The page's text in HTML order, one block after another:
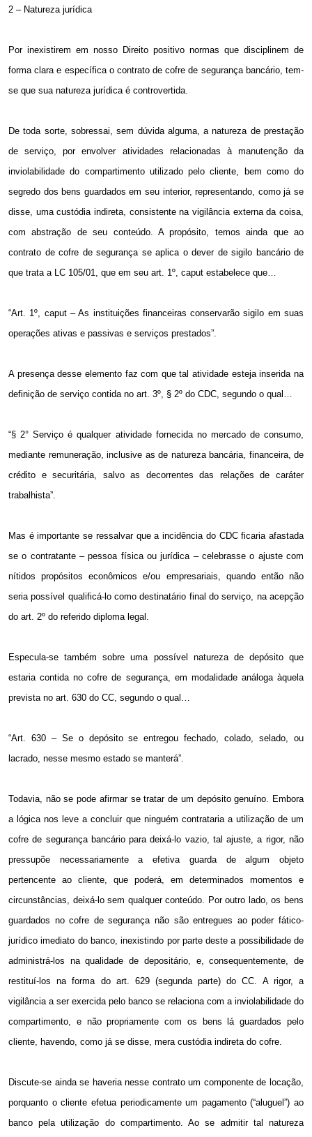
2 – Natureza jurídica
Por inexistirem em nosso Direito positivo normas que disciplinem de
forma clara e específica o contrato de cofre de segurança bancário, tem-
se que sua natureza jurídica é controvertida.
De toda sorte, sobressai, sem dúvida alguma, a natureza de prestação
de serviço, por envolver atividades relacionadas à manutenção da
inviolabilidade do compartimento utilizado pelo cliente, bem como do
segredo dos bens guardados em seu interior, representando, como já se
disse, uma custódia indireta, consistente na vigilância externa da coisa,
com abstração de seu conteúdo. A propósito, temos ainda que ao
contrato de cofre de segurança se aplica o dever de sigilo bancário de
que trata a LC 105/01, que em seu art. 1º, caput estabelece que…
“Art. 1º, caput – As instituições financeiras conservarão sigilo em suas
operações ativas e passivas e serviços prestados”.
A presença desse elemento faz com que tal atividade esteja inserida na
definição de serviço contida no art. 3º, § 2º do CDC, segundo o qual…
“§ 2° Serviço é qualquer atividade fornecida no mercado de consumo,
mediante remuneração, inclusive as de natureza bancária, financeira, de
crédito e securitária, salvo as decorrentes das relações de caráter
trabalhista”.
Mas é importante se ressalvar que a incidência do CDC ficaria afastada
se o contratante – pessoa física ou jurídica – celebrasse o ajuste com
nítidos propósitos econômicos e/ou empresariais, quando então não
seria possível qualificá-lo como destinatário final do serviço, na acepção
do art. 2º do referido diploma legal.
Especula-se também sobre uma possível natureza de depósito que
estaria contida no cofre de segurança, em modalidade análoga àquela
prevista no art. 630 do CC, segundo o qual…
“Art. 630 – Se o depósito se entregou fechado, colado, selado, ou
lacrado, nesse mesmo estado se manterá”.
Todavia, não se pode afirmar se tratar de um depósito genuíno. Embora
a lógica nos leve a concluir que ninguém contrataria a utilização de um
cofre de segurança bancário para deixá-lo vazio, tal ajuste, a rigor, não
pressupõe necessariamente a efetiva guarda de algum objeto
pertencente ao cliente, que poderá, em determinados momentos e
circunstâncias, deixá-lo sem qualquer conteúdo. Por outro lado, os bens
guardados no cofre de segurança não são entregues ao poder fático-
jurídico imediato do banco, inexistindo por parte deste a possibilidade de
administrá-los na qualidade de depositário, e, consequentemente, de
restituí-los na forma do art. 629 (segunda parte) do CC. A rigor, a
vigilância a ser exercida pelo banco se relaciona com a inviolabilidade do
compartimento, e não propriamente com os bens lá guardados pelo
cliente, havendo, como já se disse, mera custódia indireta do cofre.
Discute-se ainda se haveria nesse contrato um componente de locação,
porquanto o cliente efetua periodicamente um pagamento (“aluguel”) ao
banco pela utilização do compartimento. Ao se admitir tal natureza